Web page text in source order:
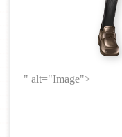
" alt="Image">